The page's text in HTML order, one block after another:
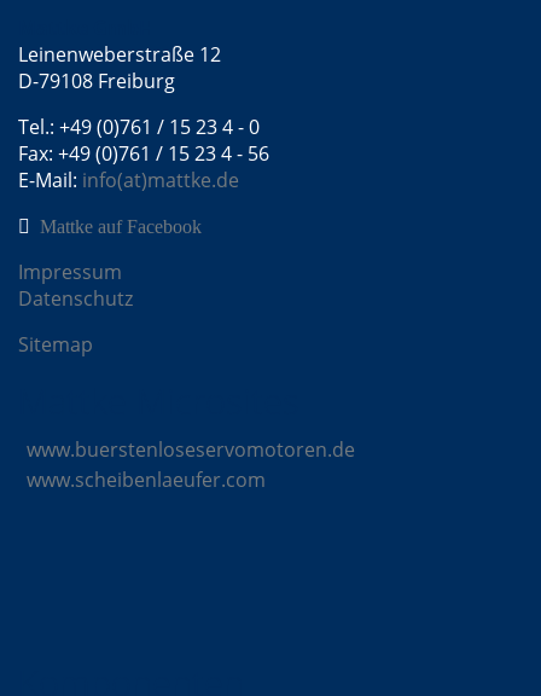
Leinenweberstraße 12
D-79108 Freiburg
Tel.: +49 (0)761 / 15 23 4 - 0
Fax: +49 (0)761 / 15 23 4 - 56
E-Mail: info(at)mattke.de
Mattke auf Facebook
Impressum
Datenschutz
Sitemap
www.buerstenloseservomotoren.de
www.scheibenlaeufer.com